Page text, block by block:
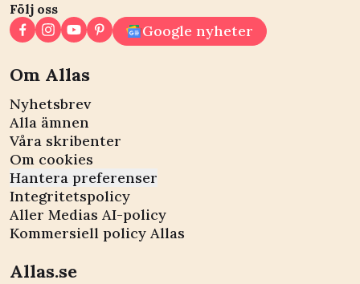
Följ oss
Google nyheter
Om Allas
Nyhetsbrev
Alla ämnen
Våra skribenter
Om cookies
Hantera preferenser
Integritetspolicy
Aller Medias AI-policy
Kommersiell policy Allas
Allas.se